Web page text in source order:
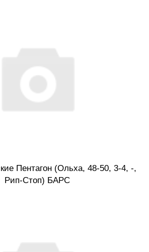
Пентагон (Ольха, 48-50, 3-4, -,
Рип-Стоп) БАРС